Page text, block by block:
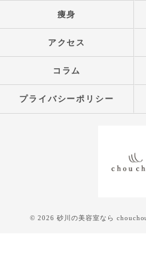
痩身
アクセス
コラム
プライバシーポリシー
© 2026 砂川の美容室なら